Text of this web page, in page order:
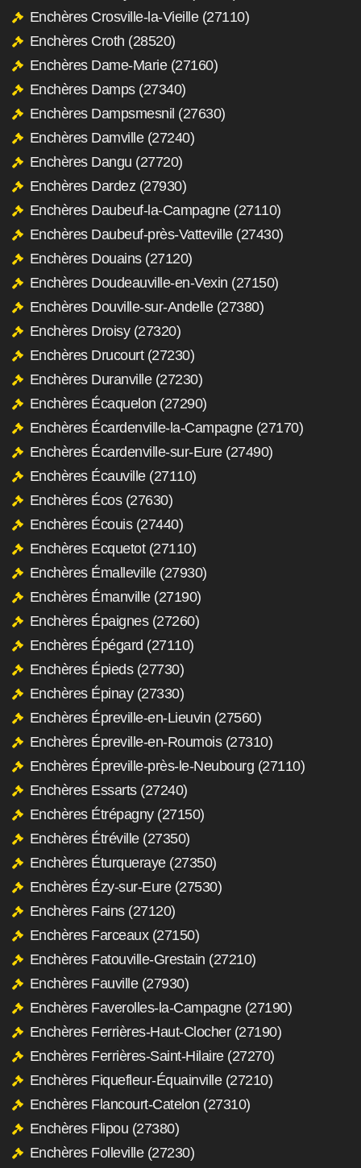
Enchères Crosville-la-Vieille (27110)
Enchères Croth (28520)
Enchères Dame-Marie (27160)
Enchères Damps (27340)
Enchères Dampsmesnil (27630)
Enchères Damville (27240)
Enchères Dangu (27720)
Enchères Dardez (27930)
Enchères Daubeuf-la-Campagne (27110)
Enchères Daubeuf-près-Vatteville (27430)
Enchères Douains (27120)
Enchères Doudeauville-en-Vexin (27150)
Enchères Douville-sur-Andelle (27380)
Enchères Droisy (27320)
Enchères Drucourt (27230)
Enchères Duranville (27230)
Enchères Écaquelon (27290)
Enchères Écardenville-la-Campagne (27170)
Enchères Écardenville-sur-Eure (27490)
Enchères Écauville (27110)
Enchères Écos (27630)
Enchères Écouis (27440)
Enchères Ecquetot (27110)
Enchères Émalleville (27930)
Enchères Émanville (27190)
Enchères Épaignes (27260)
Enchères Épégard (27110)
Enchères Épieds (27730)
Enchères Épinay (27330)
Enchères Épreville-en-Lieuvin (27560)
Enchères Épreville-en-Roumois (27310)
Enchères Épreville-près-le-Neubourg (27110)
Enchères Essarts (27240)
Enchères Étrépagny (27150)
Enchères Étréville (27350)
Enchères Éturqueraye (27350)
Enchères Ézy-sur-Eure (27530)
Enchères Fains (27120)
Enchères Farceaux (27150)
Enchères Fatouville-Grestain (27210)
Enchères Fauville (27930)
Enchères Faverolles-la-Campagne (27190)
Enchères Ferrières-Haut-Clocher (27190)
Enchères Ferrières-Saint-Hilaire (27270)
Enchères Fiquefleur-Équainville (27210)
Enchères Flancourt-Catelon (27310)
Enchères Flipou (27380)
Enchères Folleville (27230)